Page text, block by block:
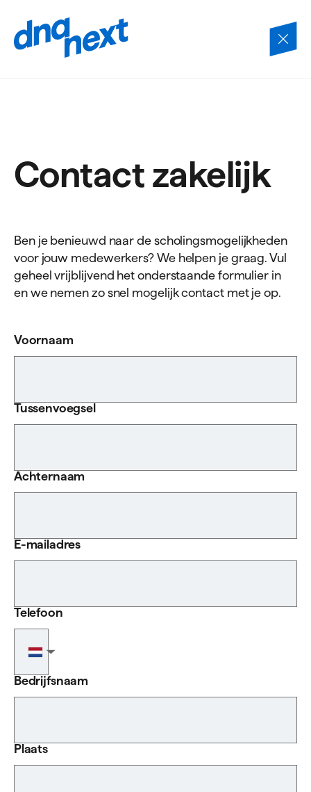
Navigatie
overslaan
Contact zakelijk
Ben je benieuwd naar de scholingsmogelijkheden
voor jouw medewerkers? We helpen je graag. Vul
geheel vrijblijvend het onderstaande formulier in
en we nemen zo snel mogelijk contact met je op.
Voornaam
Tussenvoegsel
Achternaam
E-mailadres
▼
Telefoon
Bedrijfsnaam
Plaats